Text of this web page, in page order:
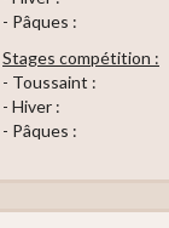
- Pâques :
Stages compétition :
- Toussaint :
- Hiver :
- Pâques :